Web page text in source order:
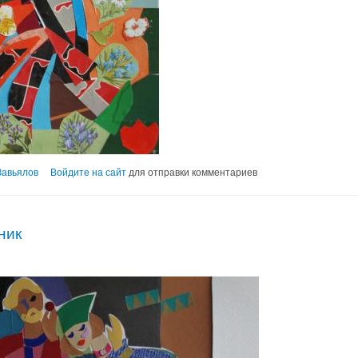
Войдите на сайт для отправки комментариев